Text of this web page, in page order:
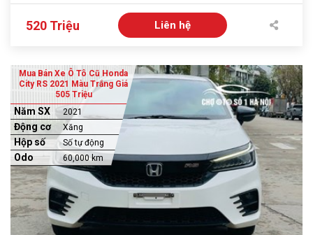
520 Triệu Liên hệ
Mua Bán Xe Ô Tô Cũ Honda
City RS 2021 Màu Trắng Giá
505 Triệu
Năm SX 2021
Động cơ Xăng
Hộp số Số tự động
Odo 60,000 km